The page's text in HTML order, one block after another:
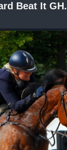
Beat It GH.